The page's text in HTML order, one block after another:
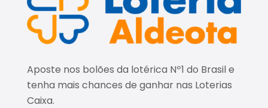
Aposte nos bolões da lotérica Nº1 do Brasil e
tenha mais chances de ganhar nas Loterias
Caixa.